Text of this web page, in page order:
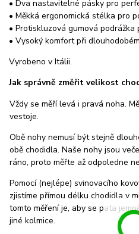
• Dva nastavitelné pásky pro
• Měkká ergonomická stélka pro
• Protiskluzová gumová podrážka
• Vysoký komfort při
Vyrobeno v Itálii.
Jak správně změřit velikost
Vždy se měří levá i pravá noha.
vestoje.
Obě nohy nemusí být stejně
obě chodidla. Naše nohy jsou
ráno, proto měřte až odpoledne
Pomocí (nejlépe) svinovacího
zjistíme přímou délku chodidla v
tomto měření je, aby se pata
jiné kolmice.